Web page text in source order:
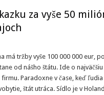
za vyše 50
má tržby vyše 100 000 000 eur,
od nášho štátu. Ide o
Paradoxne v čase, keď
štát utráca. Sídlo je v